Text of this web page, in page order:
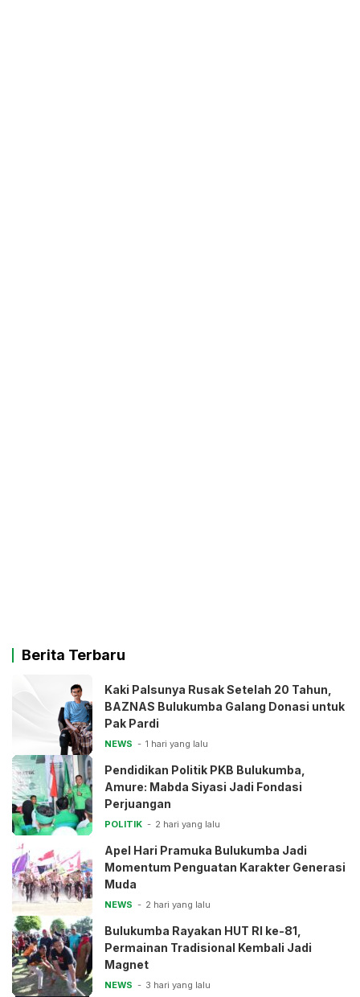
Berita Terbaru
Kaki Palsunya Rusak Setelah 20 Tahun,
BAZNAS Bulukumba Galang Donasi untuk
Pak Pardi
NEWS 1 hari yang lalu
Pendidikan Politik PKB Bulukumba,
Amure: Mabda Siyasi Jadi Fondasi
Perjuangan
POLITIK 2 hari yang lalu
Apel Hari Pramuka Bulukumba Jadi
Momentum Penguatan Karakter Generasi
Muda
NEWS 2 hari yang lalu
Bulukumba Rayakan HUT RI ke-81,
Permainan Tradisional Kembali Jadi
Magnet
NEWS 3 hari yang lalu